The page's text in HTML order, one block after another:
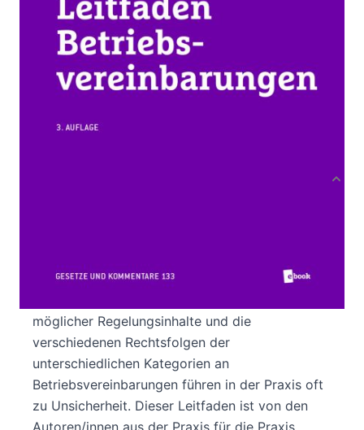
Hardcover
Bibliografische Daten
Betriebsrat aktiv Einfluss auf die
möglicher Regelungsinhalte und die
verschiedenen Rechtsfolgen der
unterschiedlichen Kategorien an
Betriebsvereinbarungen führen in der Praxis oft
zu Unsicherheit. Dieser Leitfaden ist von den
Autoren/innen aus der Praxis für die Praxis